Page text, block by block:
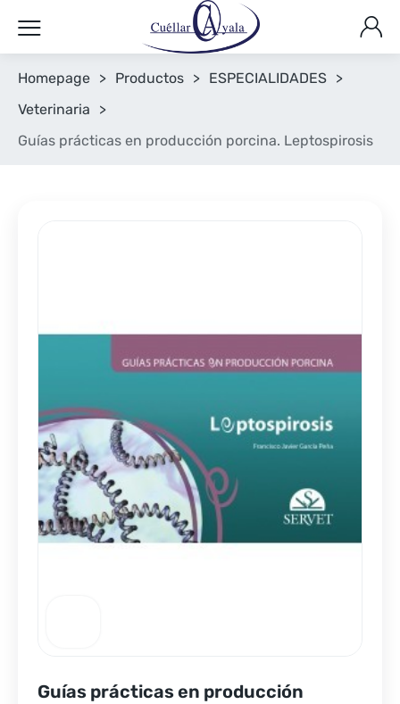
Homepage > Productos > ESPECIALIDADES >
Veterinaria
>
Guías prácticas en producción porcina. Leptospirosis
Guías prácticas en producción